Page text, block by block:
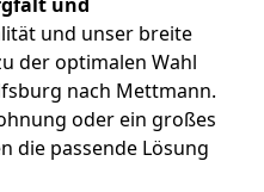
und unser breite
der optimalen Wahl
nach Mettmann.
oder ein großes
die passende Lösung